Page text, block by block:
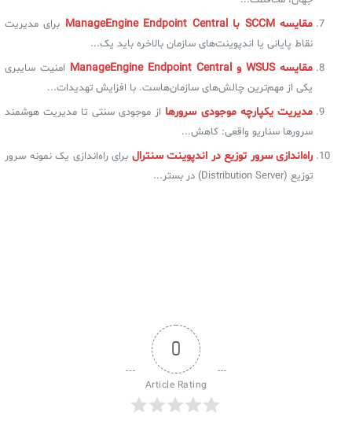
مقایسه SCCM با ManageEngine Endpoint Central
برای مدیریت
نقاط پایانی یا اندپوینت‌های سازمان بالاخره باید یک...
مقایسه WSUS و ManageEngine Endpoint Central
امنیت سایبری
یکی از مهم‌ترین چالش‌های سازمان‌هاست. با افزایش تهدیدات...
مدیریت یکپارچه موجودی سرورها از موجودی سنتی تا مدیریت هوشمند
سرورها سناریو واقعی: کاهش...
راه‌اندازی سرور توزیع در اندپوینت سنترال برای راه‌اندازی یک نمونه سرور
توزیع (Distribution Server) در بستر...
0
Article Rating